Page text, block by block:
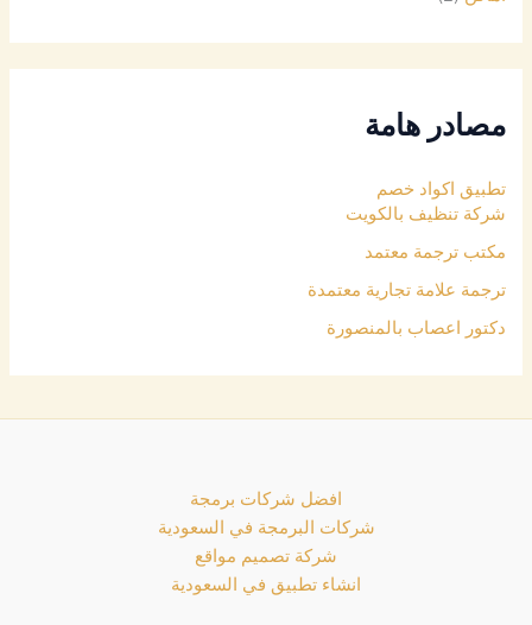
مصادر هامة
تطبيق اكواد خصم
شركة تنظيف بالكويت
مكتب ترجمة معتمد
ترجمة علامة تجارية معتمدة
دكتور اعصاب بالمنصورة
افضل شركات برمجة
شركات البرمجة في السعودية
شركة تصميم مواقع
انشاء تطبيق في السعودية